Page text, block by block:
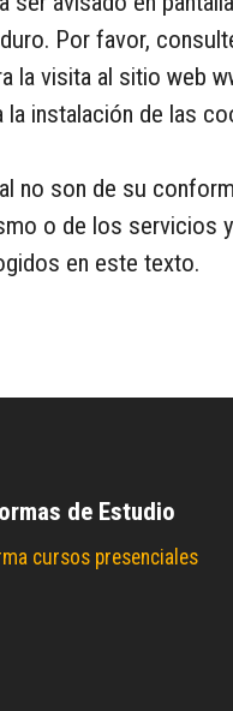
Por favor,
la visita al sitio web
instalación de las
no son de su
o de los servicios
en este texto.
de Estudio
cursos presenciales